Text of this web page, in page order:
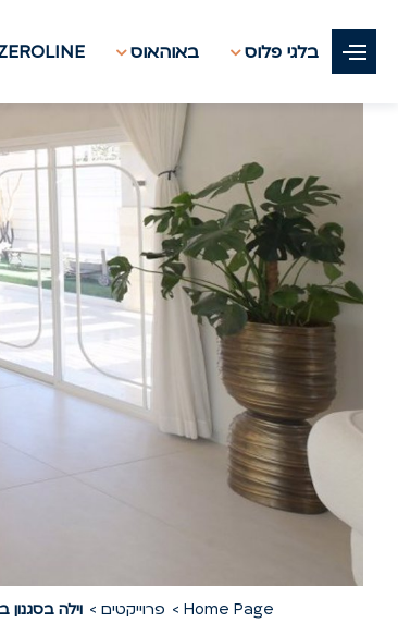
בלגי פלוס באוהאוס
Home Page פרוייקטים וילה